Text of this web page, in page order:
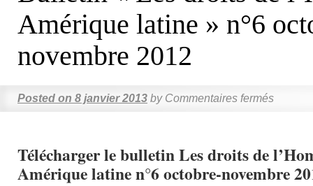
Amérique latine » n°6
novembre 2012
Posted on 8 janvier 2013 by Commentaires fermés
Télécharger le bulletin Les droits de
Amérique latine n°6 octobre-novembre